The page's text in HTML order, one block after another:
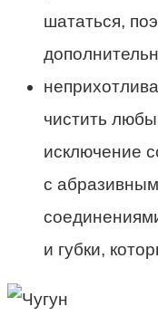
шататься,
чистить
исключение
с
и губки,